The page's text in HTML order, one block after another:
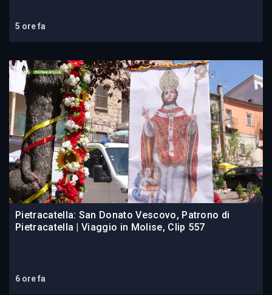
5 ore fa
Pietracatella: San Donato Vescovo, Patrono di
Pietracatella | Viaggio in Molise, Clip 557
6 ore fa